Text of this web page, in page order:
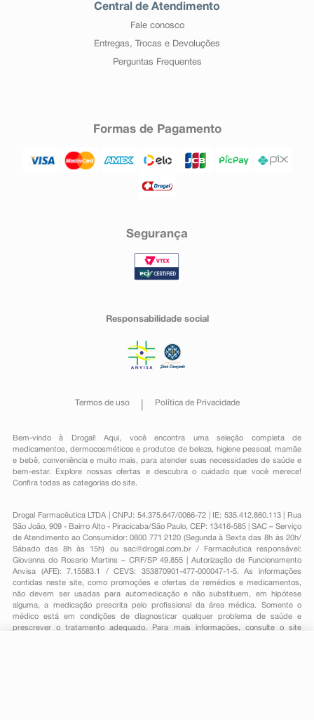
Central de Atendimento
Fale conosco
Entregas, Trocas e Devoluções
Perguntas Frequentes
Formas de Pagamento
Segurança
Responsabilidade social
Termos de uso Política de Privacidade
Bem-vindo à Drogal! Aqui, você encontra uma seleção completa de
medicamentos , dermocosméticos e produtos de beleza, higiene pessoal ,mamãe
e bebê, conveniênciae muito mais, para atender suas necessidades de saúde e
bem-estar. Explore nossas ofertas e descubra o cuidado que você merece!
Confira todas as categorias do site.
Drogal Farmacêutica LTDA | CNPJ: 54.375.647/0066-72 | IE: 535.412.860.113 | Rua
São João, 909 - Bairro Alto - Piracicaba/São Paulo, CEP: 13416-585 | SAC – Serviço
de Atendimento ao Consumidor: 0800 771 2120 (Segunda à Sexta das 8h às 20h/
Sábado das 8h às 15h) ou sac@drogal.com.br/ Farmacêutica responsável:
Giovanna do Rosario Martins – CRF/SP 49.855 | Autorização de Funcionamento
Anvisa (AFE): 7.15583.1 / CEVS: 353870901-477-000047-1-5. As informações
contidas neste site, como promoções e ofertas de remédios e medicamentos,
não devem ser usadas para automedicação e não substituem, em hipótese
alguma, a medicação prescrita pelo profissional da área médica. Somente o
médico está em condições de diagnosticar qualquer problema de saúde e
prescrever o tratamento adequado. Para mais informações, consulte o site